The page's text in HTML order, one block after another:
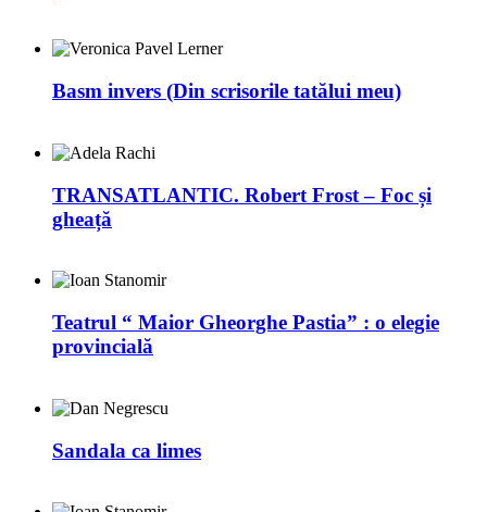
Basm invers (Din scrisorile tatălui meu)
TRANSATLANTIC. Robert Frost – Foc și
gheață
Teatrul “ Maior Gheorghe Pastia” : o elegie
provincială
Sandala ca limes